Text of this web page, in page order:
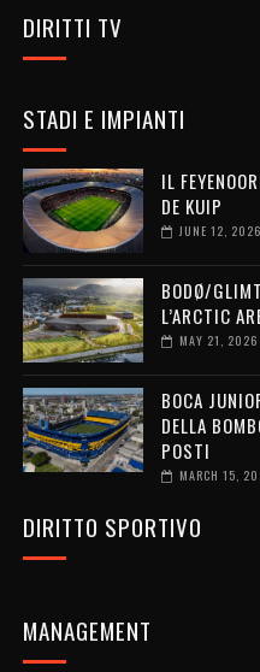
DIRITTI TV
STADI E IMPIANTI
IL
DE KUIP
JUNE 12, 2026
BODØ/
L’ARCTIC
MAY 21, 2026
BOCA
DELLA
POSTI
MARCH 15,
DIRITTO SPORTIVO
MANAGEMENT